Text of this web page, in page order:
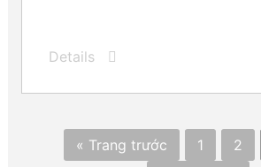
Details
« Trang trước 1 2